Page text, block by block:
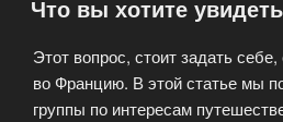
это
приключение»
Что вы хотите
Этот вопрос, стоит задать
во Францию. В этой статье мы
группы по интересам